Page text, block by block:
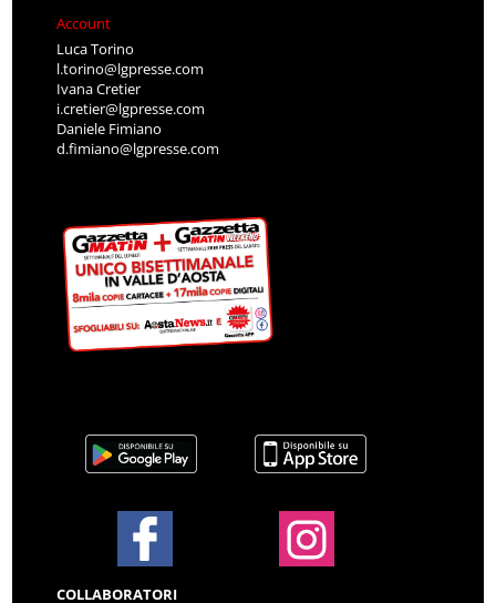
Account
Luca Torino
l.torino@lgpresse.com
Ivana Cretier
i.cretier@lgpresse.com
Daniele Fimiano
d.fimiano@lgpresse.com
COLLABORATORI